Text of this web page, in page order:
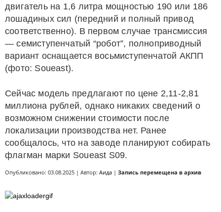
двигатель на 1,6 литра мощностью 190 или 186
лошадиных сил (передний и полный привод
соответственно). В первом случае трансмиссия
— семиступенчатый “робот”, полноприводный
вариант оснащается восьмиступенчатой АКПП
(фото: Soueast).
Сейчас модель предлагают по цене 2,11-2,81
миллиона рублей, однако никаких сведений о
возможном снижении стоимости после
локализации производства нет. Ранее
сообщалось, что на заводе планируют собирать
флагман марки Soueast S09.
Опубликовано: 03.08.2025 | Автор: Аида | Запись перемещена в архив